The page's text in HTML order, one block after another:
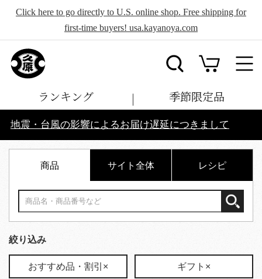
Click here to go directly to U.S. online shop. Free shipping for
first-time buyers! usa.kayanoya.com
ランキング 季節限定品
地震・台風の影響によるお届け遅延につきまして
商品 サイト全体 レシピ
絞り込み
おすすめ品・割引× ギフト×